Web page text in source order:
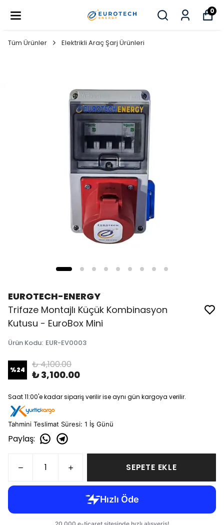
0
Tüm Ürünler Elektrikli Araç Şarj Ürünleri
EUROTECH-ENERGY
Trifaze Montajlı Küçük Kombinasyon
Kutusu - EuroBox Mini
Ürün Kodu: EUR-EV0003
%24 ₺ 4,100.00
₺ 3,100.00
Saat 11:00'e kadar sipariş verilir ise aynı gün kargoya verilir.
Tahmini Teslimat Süresi: 1 İş Günü
Paylaş:
SEPETE EKLE